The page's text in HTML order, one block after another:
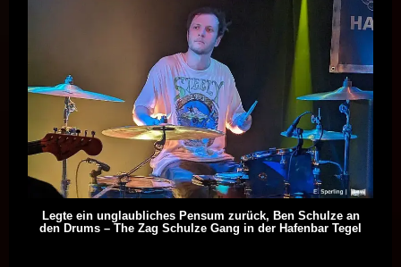
Legte ein unglaubliches Pensum zurück, Ben Schulze an
den Drums – The Zag Schulze Gang in der Hafenbar Tegel